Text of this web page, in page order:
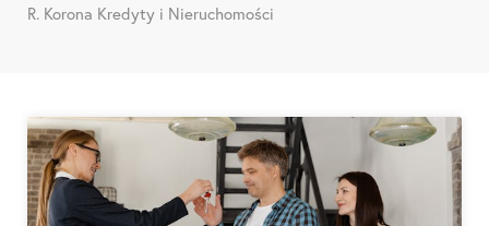
R. Korona Kredyty i Nieruchomości